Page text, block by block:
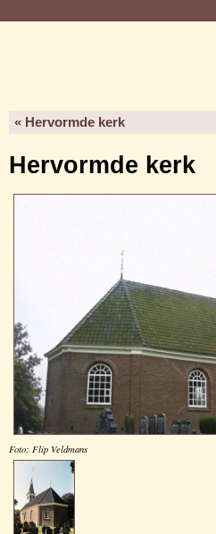
« Hervormde kerk
Hervormde kerk
Foto: Flip Veldmans